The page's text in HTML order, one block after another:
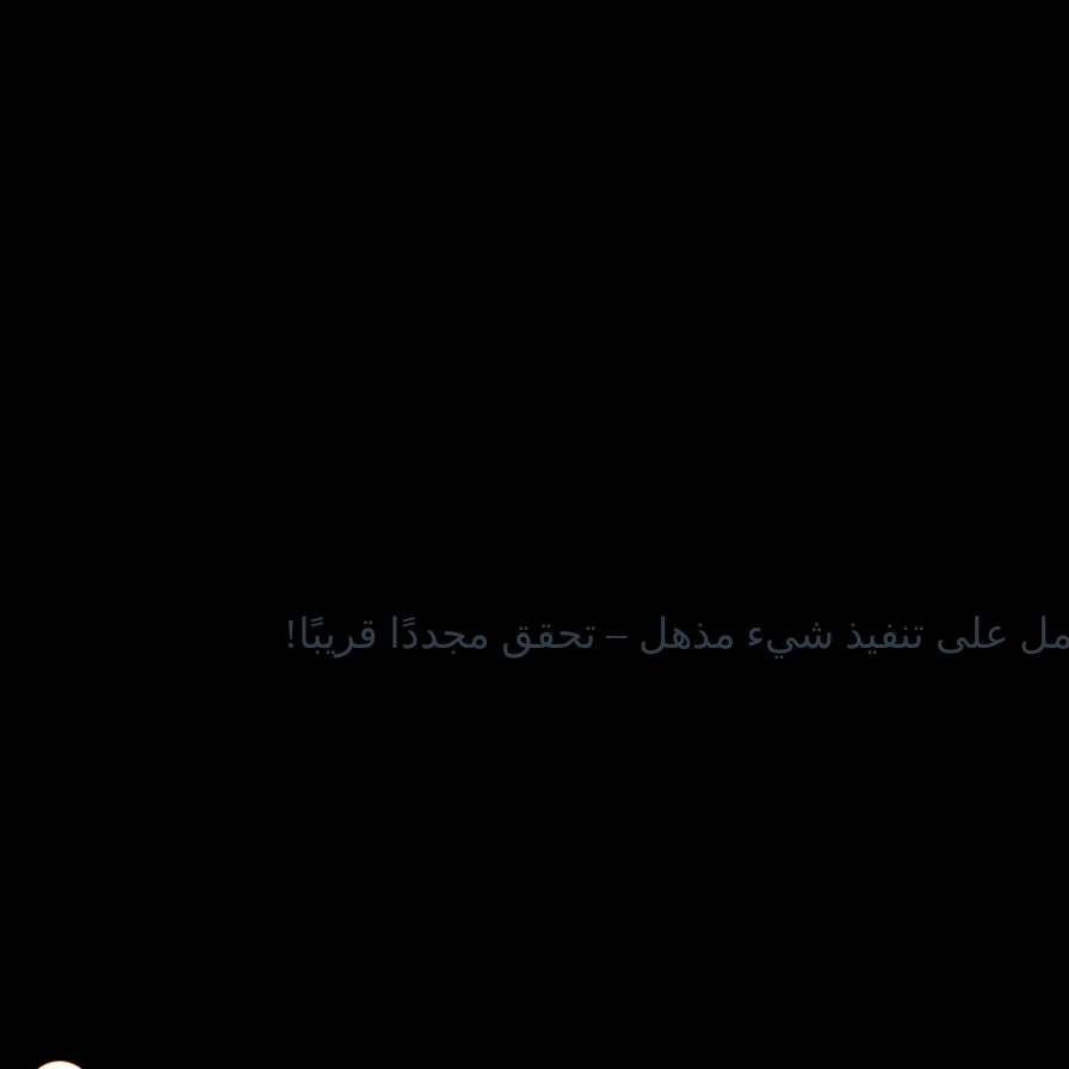
على تنفيذ شيء مذهل – تحقق مجددًا قريبًا!